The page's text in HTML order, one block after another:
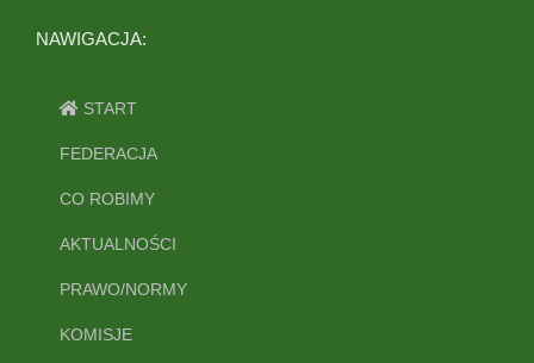
NAWIGACJA:
START
FEDERACJA
CO ROBIMY
AKTUALNOŚCI
PRAWO/NORMY
KOMISJE